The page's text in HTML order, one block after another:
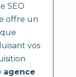
SEO
offre un
vos
agence